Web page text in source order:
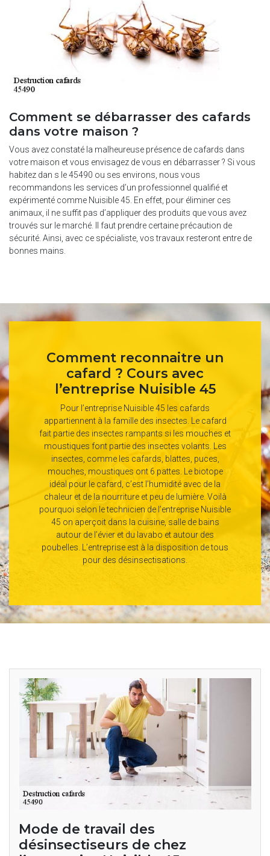
Comment se débarrasser des cafards
dans votre maison ?
Vous avez constaté la malheureuse présence de cafards dans
votre maison et vous envisagez de vous en débarrasser ? Si vous
habitez dan s le 45490 ou ses environs, nous vous
recommandons les services d’un professionnel qualifié et
expérimenté comme Nuisible 45. En effet, pour éliminer ces
animaux, il ne suffit pas d’appliquer des produits que vous avez
trouvés sur le marché. Il faut prendre certaine précaution de
sécurité. Ainsi, avec ce spécialiste, vos travaux resteront entre de
bonnes mains.
Comment reconnaitre un
cafard ? Cours avec
l’entreprise Nuisible 45
Pour l’entreprise Nuisible 45 les cafards
appartiennent à la famille des insectes. Le cafard
fait partie des insectes rampants si les mouches et
moustiques font partie des insectes volants. Les
insectes, comme les cafards, blattes, puces,
mouches, moustiques ont 6 pattes. Le biotope
idéal pour le cafard, c’est l’humidité avec de la
chaleur et de la nourriture et peu de lumière. Voilà
pourquoi selon le technicien de l’entreprise Nuisible
45 on aperçoit dans la cuisine, salle de bains
autour de l’évier et du lavabo et autour des
poubelles. L’entreprise est à la disposition de tous
pour des désinsectisations.
Mode de travail des
désinsectiseurs de chez